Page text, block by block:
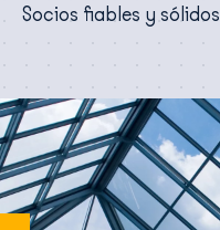
Socios fiables y sólidos